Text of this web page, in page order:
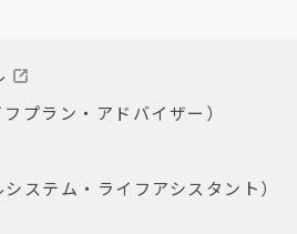
プラン・アドバイザー）
ステム・ライフアシスタント）